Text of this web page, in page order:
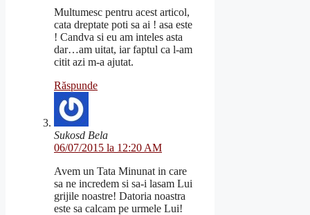
Multumesc pentru acest articol,
cata dreptate poti sa ai ! asa este
! Candva si eu am inteles asta
dar…am uitat, iar faptul ca l-am
citit azi m-a ajutat.
Răspunde
Sukosd Bela
06/07/2015 la 12:20 AM
Avem un Tata Minunat in care
sa ne incredem si sa-i lasam Lui
grijile noastre! Datoria noastra
este sa calcam pe urmele Lui!